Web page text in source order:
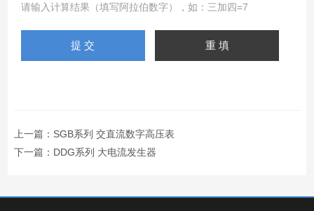
请输入计算结果（填写阿拉伯数字），如：三加四=7
上一篇： SGB系列 交直流数字高压表
下一篇： DDG系列 大电流发生器